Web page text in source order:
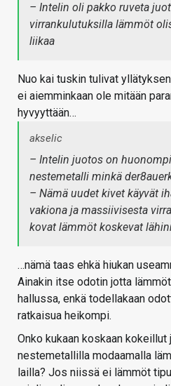
– Intelin oli pakko ruveta
virrankulutuksilla lämmöt
liikaa
Nuo kai tuskin tulivat
ei aiemminkaan ole mitään
hyvyyttään…
akselic
– Intelin juotos on
nestemetalli minkä
– Nämä uudet kivet käyvät
vakiona ja massiivisesta
kovat lämmöt koskevat
…nämä taas ehkä hiukan
Ainakin itse odotin jotta
hallussa, enkä todellakaan
ratkaisua heikompi.
Onko kukaan koskaan
nestemetallilla modaamalla
lailla? Jos niissä ei lämmöt